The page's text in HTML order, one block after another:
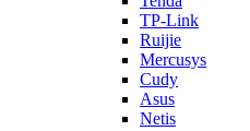
TP-Link
Ruijie
Mercusys
Cudy
Asus
Netis